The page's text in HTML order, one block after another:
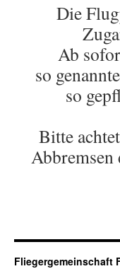
Die
Ab
so
so
Bitte
Abbremsen
Fliegergemeinschaft